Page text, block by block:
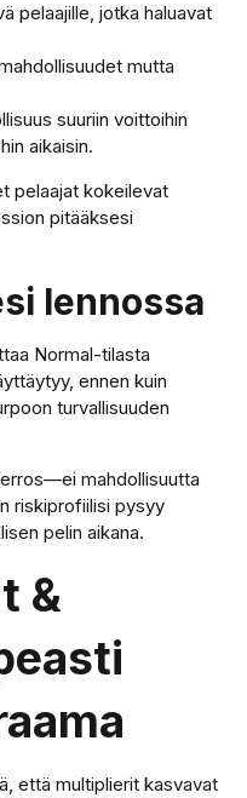
pelaajille, jotka haluavat
mutta
suuriin voittoihin
aikaisin.
pelaajat kokeilevat
pitääksesi
lennossa
Normal-tilasta
ennen kuin
turvallisuuden
mahdollisuutta
riskiprofiilisi pysyy
pelin aikana.
&
että multiplierit kasvavat